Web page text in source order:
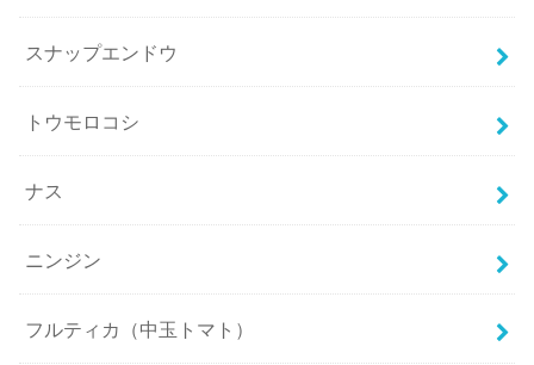
スナップエンドウ
トウモロコシ
ナス
ニンジン
フルティカ（中玉トマト）